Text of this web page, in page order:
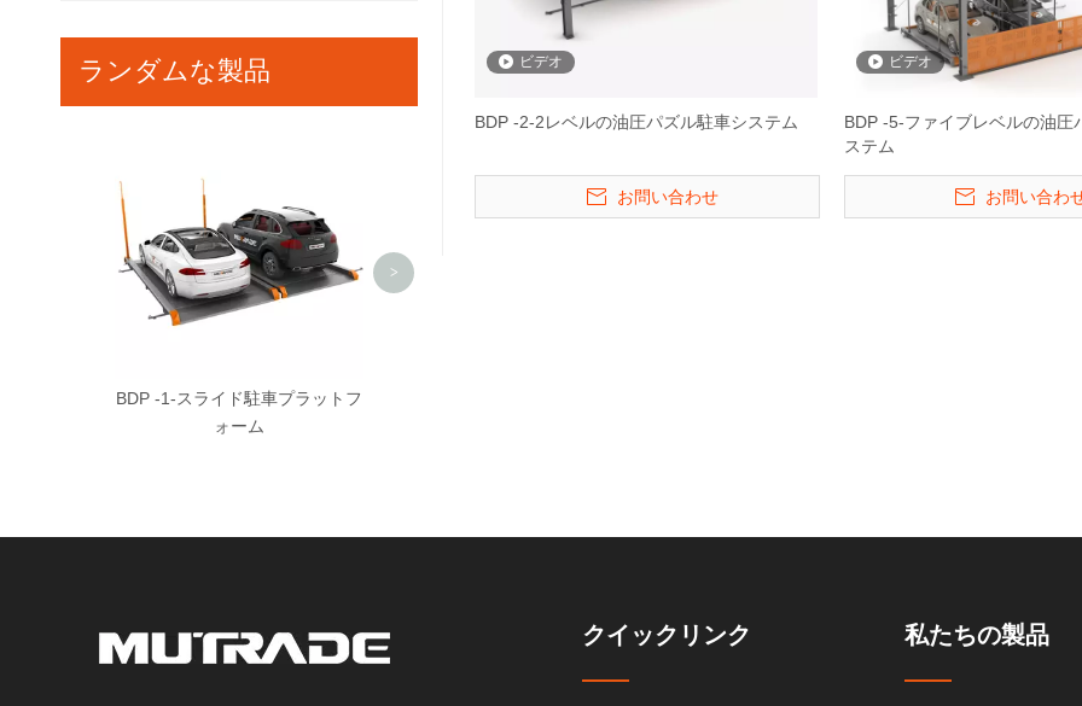
ランダムな製品
BDP -1-スライド駐車プラットフ
ォーム
の4つの駐車リフト
Hydro -Park 3230-4レベルの車
の保管リフト
ク2525トリプルス
場
>
ビデオ
BDP -2-2レベルの油圧パズル駐車システム
お問い合わせ
ビデオ
BDP -5-ファイブレベルの油圧
ステム
お問い合わ
クイックリンク 私たちの製品